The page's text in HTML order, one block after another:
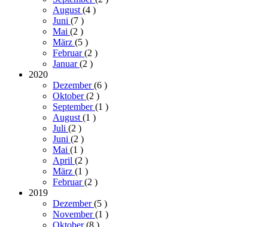
August(4 )
Juni (7 )
Mai (2 )
März (5 )
Februar(2 )
Januar(2 )
2020
Dezember(6 )
Oktober(2 )
September(1 )
August(1 )
Juli (2 )
Juni (2 )
Mai (1 )
April (2 )
März (1 )
Februar(2 )
2019
Dezember(5 )
November(1 )